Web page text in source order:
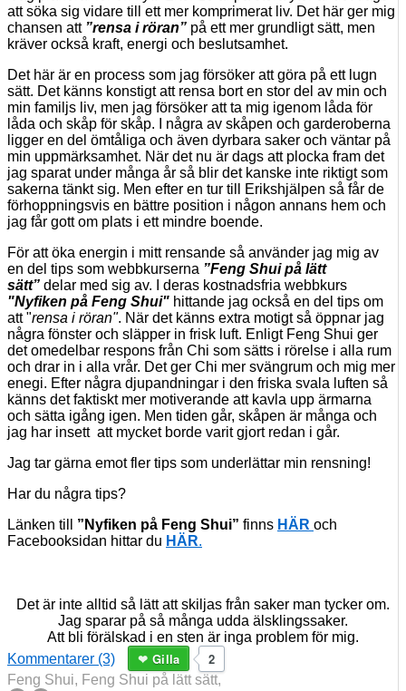
att söka sig vidare till ett mer komprimerat liv. Det här ger mig
chansen att ”rensa i röran” på ett mer grundligt sätt, men
kräver också kraft, energi och beslutsamhet.
Det här är en process som jag försöker att göra på ett lugn
sätt. Det känns konstigt att rensa bort en stor del av min och
min familjs liv, men jag försöker att ta mig igenom låda för
låda och skåp för skåp. I några av skåpen och garderoberna
ligger en del ömtåliga och även dyrbara saker och väntar på
min uppmärksamhet. När det nu är dags att plocka fram det
jag sparat under många år så blir det kanske inte riktigt som
sakerna tänkt sig. Men efter en tur till Erikshjälpen så får de
förhoppningsvis en bättre position i någon annans hem och
jag får gott om plats i ett mindre boende.
För att öka energin i mitt rensande så använder jag mig av
en del tips som webbkurserna ”Feng Shui på lätt
sätt” delar med sig av. I deras kostnadsfria webbkurs
"Nyfiken på Feng Shui" hittande jag också en del tips om
att "rensa i röran". När det känns extra motigt så öppnar jag
några fönster och släpper in frisk luft. Enligt Feng Shui ger
det omedelbar respons från Chi som sätts i rörelse i alla rum
och drar in i alla vrår. Det ger Chi mer svängrum och mig mer
enegi. Efter några djupandningar i den friska svala luften så
känns det faktiskt mer motiverande att kavla upp ärmarna
och sätta igång igen. Men tiden går, skåpen är många och
jag har insett att mycket borde varit gjort redan i går.
Jag tar gärna emot fler tips som underlättar min rensning!
Har du några tips?
Länken till ”Nyfiken på Feng Shui” finns HÄR och
Facebooksidan hittar du HÄR.
Det är inte alltid så lätt att skiljas från saker man tycker om.
Jag sparar på så många udda älsklingssaker.
Att bli förälskad i en sten är inga problem för mig.
Kommentarer (3)
2
Gilla
Feng Shui, Feng Shui på lätt sätt,